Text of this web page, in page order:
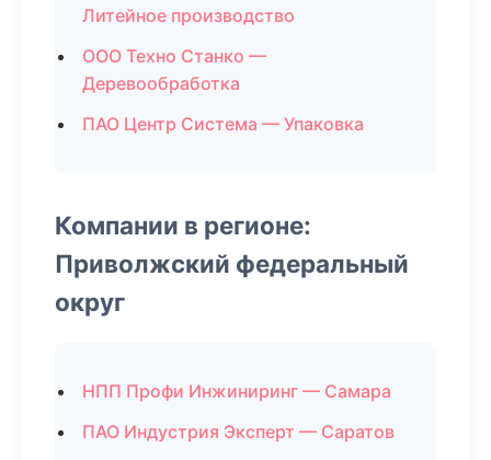
Литейное производство
ООО Техно Станко —
Деревообработка
ПАО Центр Система — Упаковка
Компании в регионе:
Приволжский федеральный
округ
НПП Профи Инжиниринг — Самара
ПАО Индустрия Эксперт — Саратов